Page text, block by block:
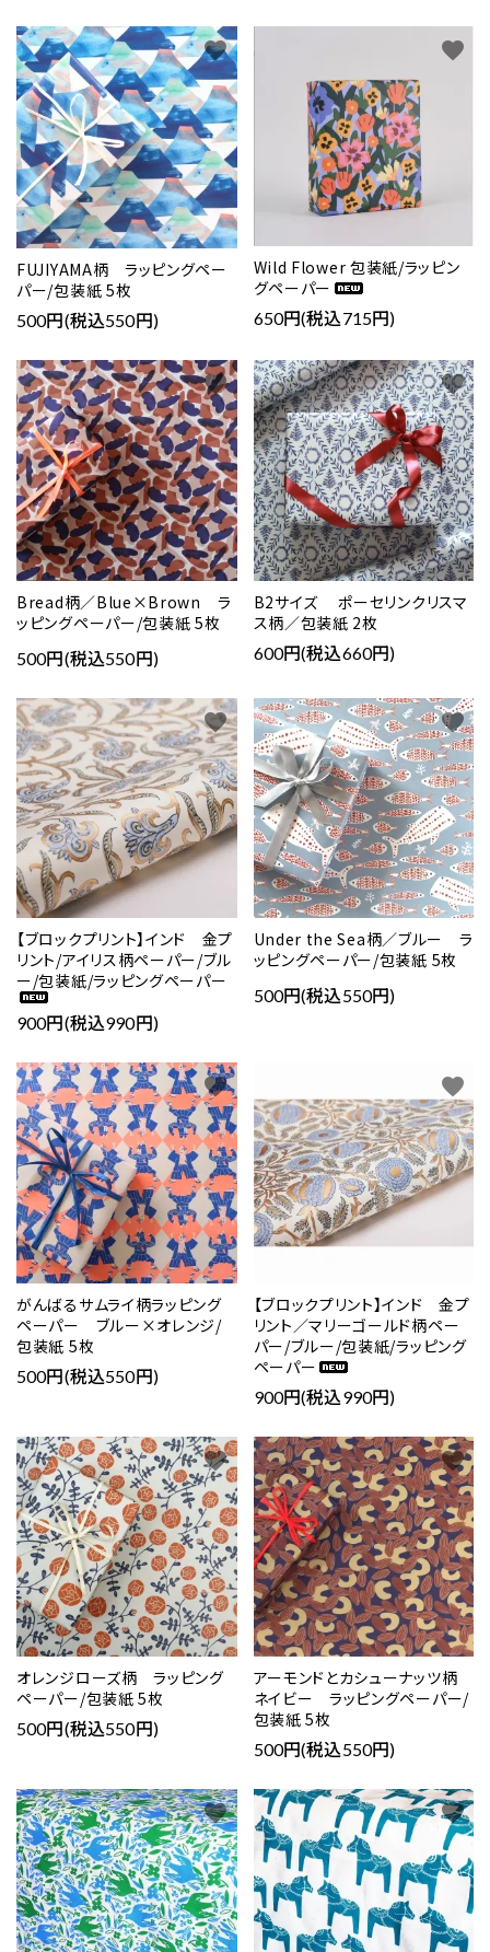
FUJIYAMA柄 ラッピングペー
パー/包装紙 5枚
500円(税込550円)
favorite
Wild Flower 包装紙/ラッピン
グペーパー
650円(税込715円)
favorite
Bread柄／Blue×Brown ラ
ッピングペーパー/包装紙 5枚
500円(税込550円)
favorite
B2サイズ ポーセリンクリスマ
ス柄／包装紙 2枚
600円(税込660円)
favorite
【ブロックプリント】インド 金プ
リント/アイリス柄ペーパー/ブル
ー/包装紙/ラッピングペーパー
900円(税込990円)
favorite
Under the Sea柄／ブルー ラ
ッピングペーパー/包装紙 5枚
500円(税込550円)
favorite
がんばるサムライ柄ラッピング
ペーパー ブルー×オレンジ/
包装紙 5枚
500円(税込550円)
favorite
【ブロックプリント】インド 金プ
リント／マリーゴールド柄ペー
パー/ブルー/包装紙/ラッピング
ペーパー
900円(税込990円)
favorite
オレンジローズ柄 ラッピング
ペーパー/包装紙 5枚
500円(税込550円)
favorite
アーモンドとカシューナッツ柄
ネイビー ラッピングペーパー/
包装紙 5枚
500円(税込550円)
favorite
favorite favorite